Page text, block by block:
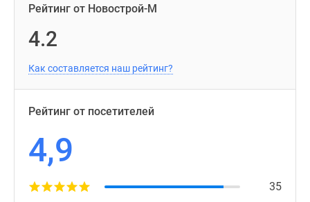
Рейтинг от Новострой-М
4.2
Как составляется наш рейтинг?
Рейтинг от посетителей
4,9
35